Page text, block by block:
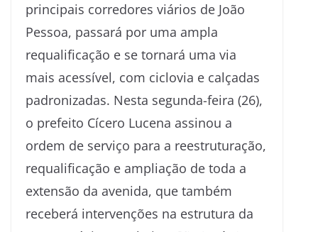
principais corredores viários de João
Pessoa, passará por uma ampla
requalificação e se tornará uma via
mais acessível, com ciclovia e calçadas
padronizadas. Nesta segunda-feira (26),
o prefeito Cícero Lucena assinou a
ordem de serviço para a reestruturação,
requalificação e ampliação de toda a
extensão da avenida, que também
receberá intervenções na estrutura da